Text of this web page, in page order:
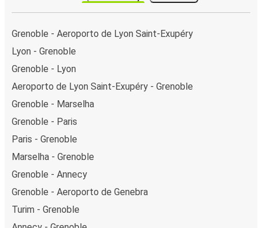
Grenoble - Aeroporto de Lyon Saint-Exupéry
Lyon - Grenoble
Grenoble - Lyon
Aeroporto de Lyon Saint-Exupéry - Grenoble
Grenoble - Marselha
Grenoble - Paris
Paris - Grenoble
Marselha - Grenoble
Grenoble - Annecy
Grenoble - Aeroporto de Genebra
Turim - Grenoble